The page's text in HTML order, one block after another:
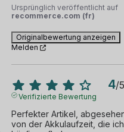
Ursprünglich veröffentlicht auf
recommerce.com (fr)
Originalbewertung anzeigen
Melden
4/5
Verifizierte Bewertung
Perfekter Artikel,
von der Akkulaufzeit, die ich